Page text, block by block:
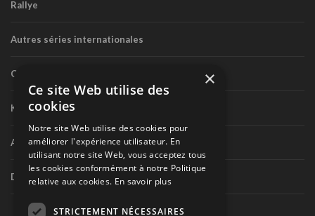
Rallye
Autres séries internationales
Circuit routier canadien
Karting
Autres séries nationales
Divers
×
Ce site Web utilise des
cookies
Notre site Web utilise des cookies pour
améliorer l'expérience utilisateur. En
utilisant notre site Web, vous acceptez tous
les cookies conformément à notre Politique
relative aux cookies. En savoir plus
STRICTEMENT NÉCESSAIRES